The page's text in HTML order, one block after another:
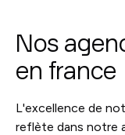
Nos
en france
L'excellence de
reflète dans notre